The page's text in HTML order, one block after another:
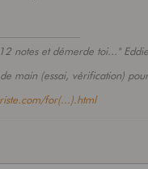
notes et démerde toi..."
main (essai, vérification)
for(...).html